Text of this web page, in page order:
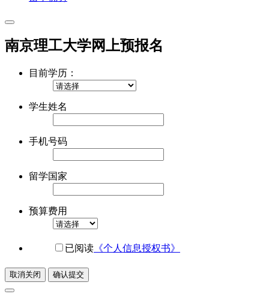
南京理工大学网上预报名
目前学历：
学生姓名
手机号码
留学国家
预算费用
已阅读 《个人信息授权书》
取消关闭 确认提交